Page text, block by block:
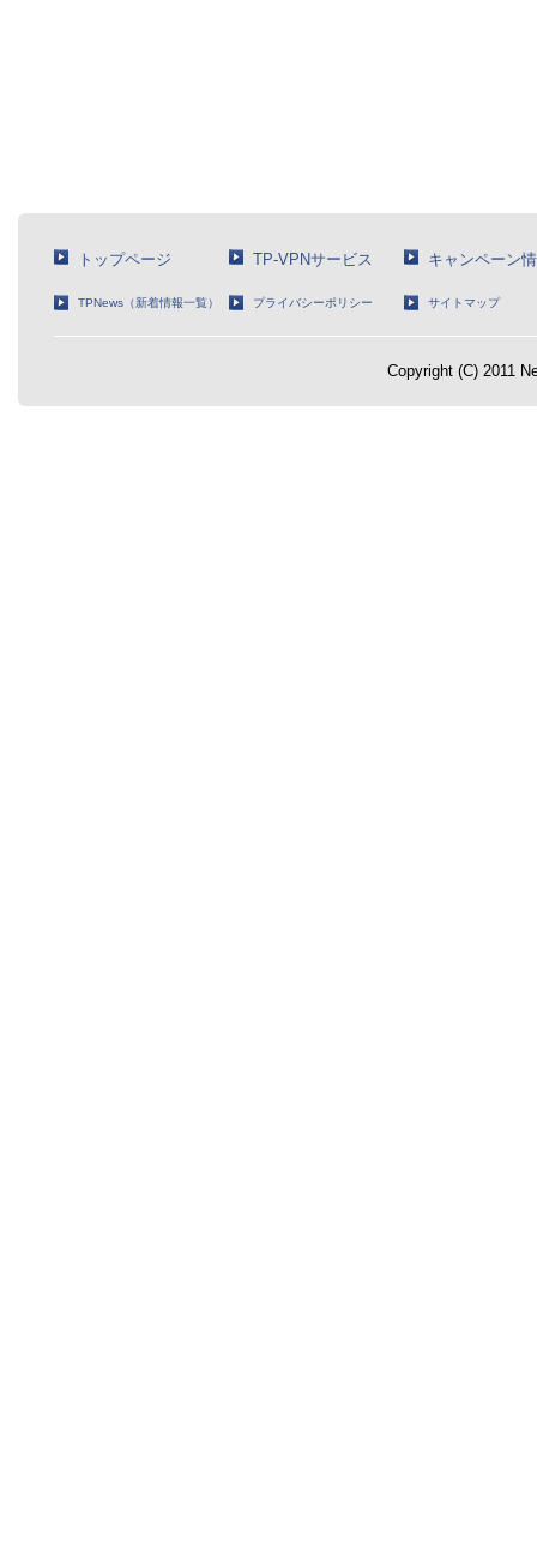
トップページ TP-VPNサービス キャンペーン
TPNews（新着情報一覧） プライバシーポリシー サイトマップ
Copyright (C) 2011